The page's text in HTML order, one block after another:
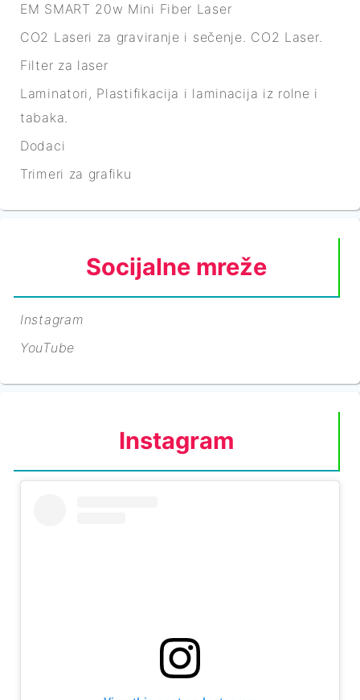
EM SMART 20w Mini Fiber Laser
CO2 Laseri za graviranje i sečenje. CO2 Laser.
Filter za laser
Laminatori, Plastifikacija i laminacija iz rolne i
tabaka.
Dodaci
Trimeri za grafiku
Socijalne mreže
Instagram
YouTube
Instagram